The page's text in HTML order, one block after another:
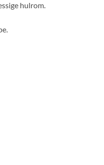
hulrom.